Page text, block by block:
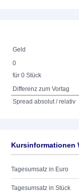
Geld
0
für 0 Stück
Differenz zum Vortag
Spread absolut / relativ
Kursinformationen
Tagesumsatz in Euro
Tagesumsatz in Stück